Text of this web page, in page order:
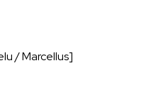
/ Marcellus]